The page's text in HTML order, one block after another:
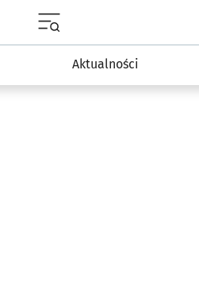
Aktualności